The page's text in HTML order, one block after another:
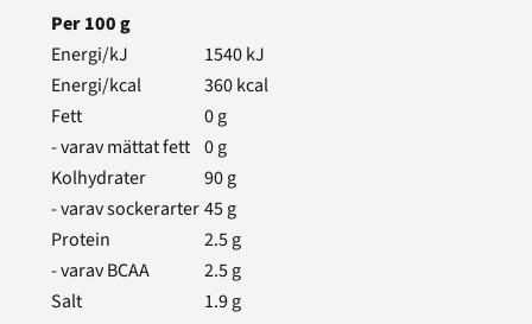
Per100g
Energi/kJ
1540kJ
Energi/kcal
360kcal
Fett
0g
- varav mättat fett 0g
Kolhydrater
90g
- varav sockerarter45g
Protein
2.5g
- varav BCAA
2.5g
Salt
1.9g